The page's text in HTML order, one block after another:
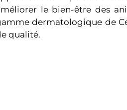
le bien-être des
dermatologique de
qualité.